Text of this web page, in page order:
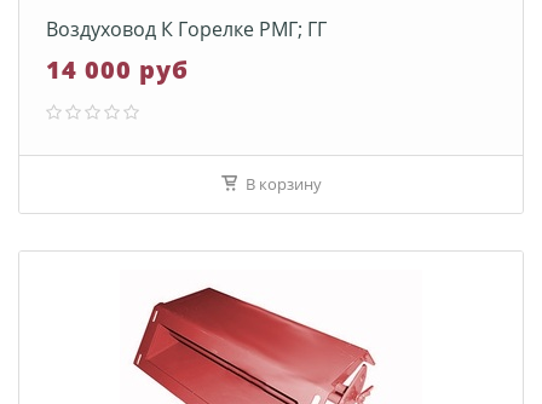
Воздуховод К Горелке РМГ; ГГ
14 000 руб
В корзину